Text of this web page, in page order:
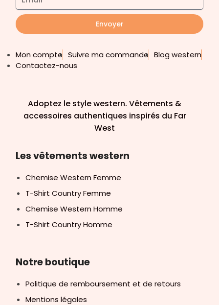
Envoyer
Mon compte Suivre ma commande Blog western
Contactez-nous
Adoptez le style western. Vêtements &
accessoires authentiques inspirés du Far
West
Les vêtements western
Chemise Western Femme
T-Shirt Country Femme
Chemise Western Homme
T-Shirt Country Homme
Notre boutique
Politique de remboursement et de retours
Mentions légales